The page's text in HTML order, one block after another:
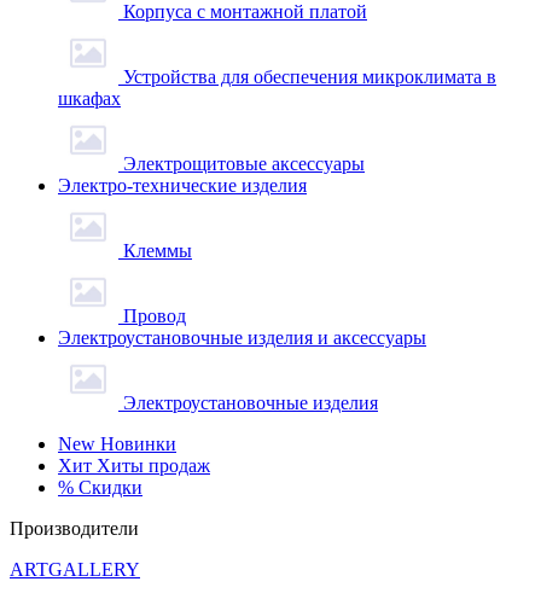
Корпуса с монтажной платой
Устройства для обеспечения микроклимата в
шкафах
Электрощитовые аксессуары
Электро-технические изделия
Клеммы
Провод
Электроустановочные изделия и аксессуары
Электроустановочные изделия
New Новинки
Хит Хиты продаж
% Скидки
Производители
ARTGALLERY